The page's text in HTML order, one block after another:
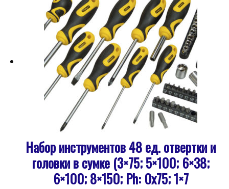
Набор инструментов 48 ед. отвертки и
головки в сумке (3×75; 5×100; 6×38;
6×100; 8×150; Ph: 0x75; 1×7